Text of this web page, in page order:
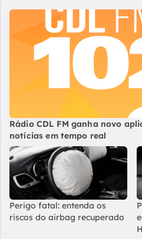
Rádio CDL FM ganha novo
notícias em tempo real
Perigo fatal: entenda os
riscos do airbag recuperado